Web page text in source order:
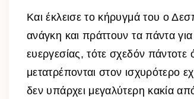
Και έκλεισε το κήρυγμά του ο
ανάγκη και πράττουν τα πάντα
ευεργεσίας, τότε σχεδόν
μετατρέπονται στον ισχυρότερο
δεν υπάρχει μεγαλύτερη κακία